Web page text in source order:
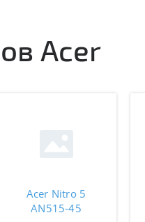
Acer
Acer Nitro 5
AN515-45